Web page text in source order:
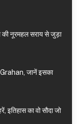
की नूरमहल सराय से जुड़ा
Grahan, जानें इसका
का वो सौदा जो